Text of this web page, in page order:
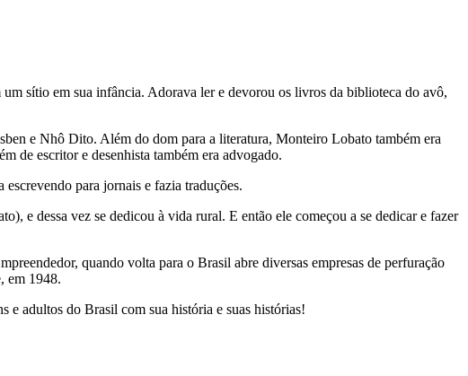
sítio em sua infância. Adorava ler e devorou os livros da biblioteca do avô,
e Nhô Dito. Além do dom para a literatura, Monteiro Lobato também era
de escritor e desenhista também era advogado.
para jornais e fazia traduções.
e dessa vez se dedicou à vida rural. E então ele começou a se dedicar e fazer
quando volta para o Brasil abre diversas empresas de perfuração
em 1948.
e adultos do Brasil com sua história e suas histórias!